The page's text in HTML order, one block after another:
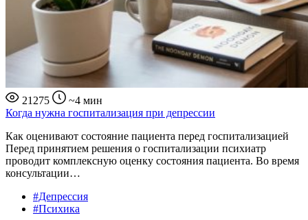
21275
~4 мин
Когда нужна госпитализация при депрессии
Как оценивают состояние пациента перед госпитализацией
Перед принятием решения о госпитализации психиатр
проводит комплексную оценку состояния пациента. Во время
консультации…
#Депрессия
#Психика